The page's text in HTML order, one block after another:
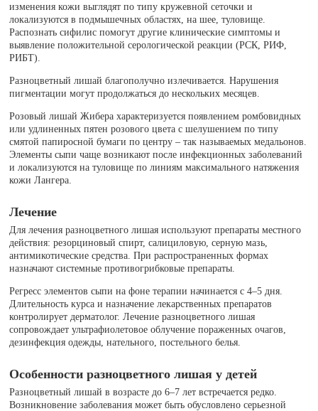
изменения кожи выглядят по типу кружевной сеточки и
локализуются в подмышечных областях, на шее, туловище.
Распознать сифилис помогут другие клинические симптомы и
выявление положительной серологической реакции (РСК, РИФ,
РИБТ).
Разноцветный лишай благополучно излечивается. Нарушения
пигментации могут продолжаться до нескольких месяцев.
Розовый лишай Жибера характеризуется появлением ромбовидных
или удлиненных пятен розового цвета с шелушением по типу
смятой папиросной бумаги по центру – так называемых медальонов.
Элементы сыпи чаще возникают после инфекционных заболеваний
и локализуются на туловище по линиям максимального натяжения
кожи Лангера.
Лечение
Для лечения разноцветного лишая используют препараты местного
действия: резорциновый спирт, салициловую, серную мазь,
антимикотические средства. При распространенных формах
назначают системные противогрибковые препараты.
Регресс элементов сыпи на фоне терапии начинается с 4–5 дня.
Длительность курса и назначение лекарственных препаратов
контролирует дерматолог. Лечение разноцветного лишая
сопровождает ультрафиолетовое облучение пораженных очагов,
дезинфекция одежды, нательного, постельного белья.
Особенности разноцветного лишая у детей
Разноцветный лишай в возрасте до 6–7 лет встречается редко.
Возникновение заболевания может быть обусловлено серьезной